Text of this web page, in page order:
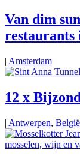
Van dim
restaurants
| Amsterdam
12 x
| Antwerpen, België